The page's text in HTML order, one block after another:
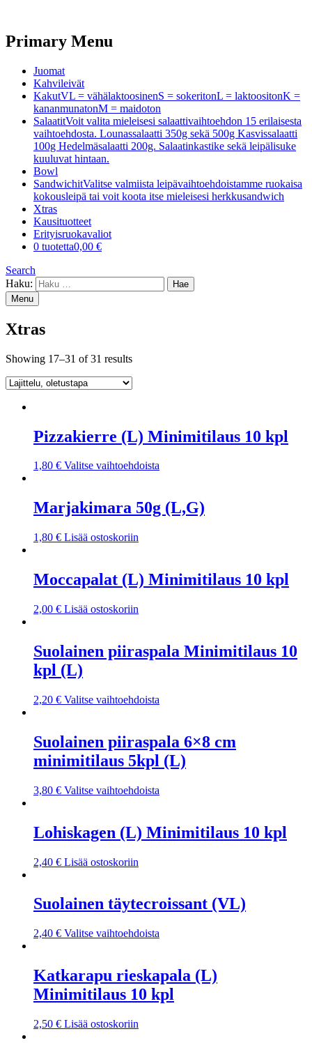
Primary Menu
Juomat
Kahvileivät
KakutVL = vähälaktoosinenS = sokeritonL = laktoositonK =
kananmunatonM = maidoton
SalaatitVoit valita mieleisesi salaattivaihtoehdon 15 erilaisesta
vaihtoehdosta. Lounassalaatti 350g sekä 500g Kasvissalaatti
100g Hedelmäsalaatti 200g. Salaatinkastike sekä leipälisuke
kuuluvat hintaan.
Bowl
SandwichitValitse valmiista leipävaihtoehdoistamme ruokaisa
kokousleipä tai voit koota itse mieleisesi herkkusandwich
Xtras
Kausituotteet
Erityisruokavaliot
0 tuotetta0,00 €
Search
Haku:
Menu
Xtras
Showing 17–31 of 31 results
Pizzakierre (L) Minimitilaus 10 kpl
1,80 € Valitse vaihtoehdoista
Marjakimara 50g (L,G)
1,80 € Lisää ostoskoriin
Moccapalat (L) Minimitilaus 10 kpl
2,00 € Lisää ostoskoriin
Suolainen piiraspala Minimitilaus 10
kpl (L)
2,20 € Valitse vaihtoehdoista
Suolainen piiraspala 6×8 cm
minimitilaus 5kpl (L)
3,80 € Valitse vaihtoehdoista
Lohiskagen (L) Minimitilaus 10 kpl
2,40 € Lisää ostoskoriin
Suolainen täytecroissant (VL)
2,40 € Valitse vaihtoehdoista
Katkarapu rieskapala (L)
Minimitilaus 10 kpl
2,50 € Lisää ostoskoriin